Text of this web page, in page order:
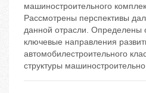
машиностроительного
Рассмотрены перспективы
данной отрасли. Определены
ключевые направления
автомобилестроительного
структуры